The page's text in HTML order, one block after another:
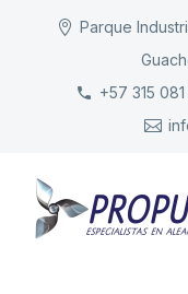
Parque
+57 315
INICIO